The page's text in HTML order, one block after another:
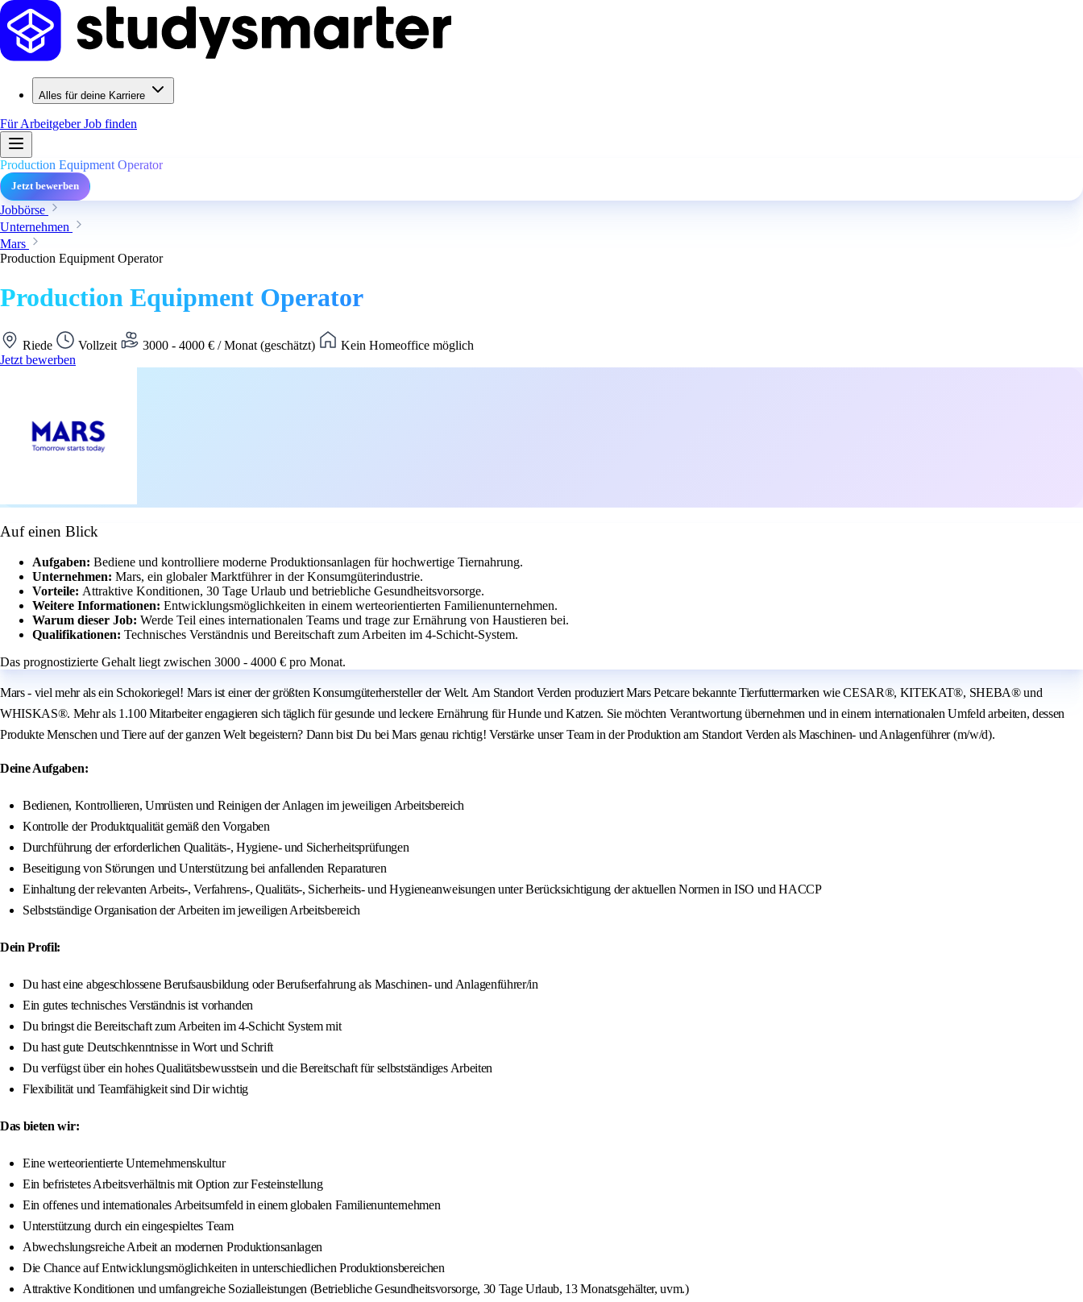
Alles für deine Karriere
Für ArbeitgeberJob finden
Production Equipment Operator
Jetzt bewerben
Jobbörse
Unternehmen
Mars
Production Equipment Operator
Production Equipment Operator
Riede Vollzeit 3000 - 4000 € / Monat (geschätzt)
Kein Homeoffice möglich
Jetzt bewerben
Auf einen Blick
Aufgaben: Bediene und kontrolliere moderne Produktionsanlagen für hochwertige Tiernahrung.
Unternehmen: Mars, ein globaler Marktführer in der Konsumgüterindustrie.
Vorteile: Attraktive Konditionen, 30 Tage Urlaub und betriebliche Gesundheitsvorsorge.
Weitere Informationen: Entwicklungsmöglichkeiten in einem werteorientierten Familienunternehmen.
Warum dieser Job: Werde Teil eines internationalen Teams und trage zur Ernährung von Haustieren bei.
Qualifikationen: Technisches Verständnis und Bereitschaft zum Arbeiten im 4-Schicht-System.
Das prognostizierte Gehalt liegt zwischen 3000 - 4000 € pro Monat.
Mars - viel mehr als ein Schokoriegel! Mars ist einer der größten Konsumgüterhersteller der Welt. Am Standort Verden produziert Mars Petcare bekannte Tierfuttermarken wie CESAR®, KITEKAT®, SHEBA® und
WHISKAS®. Mehr als 1.100 Mitarbeiter engagieren sich täglich für gesunde und leckere Ernährung für Hunde und Katzen. Sie möchten Verantwortung übernehmen und in einem internationalen Umfeld arbeiten, dessen
Produkte Menschen und Tiere auf der ganzen Welt begeistern? Dann bist Du bei Mars genau richtig! Verstärke unser Team in der Produktion am Standort Verden als Maschinen- und Anlagenführer (m/w/d).
Deine Aufgaben:
Bedienen, Kontrollieren, Umrüsten und Reinigen der Anlagen im jeweiligen Arbeitsbereich
Kontrolle der Produktqualität gemäß den Vorgaben
Durchführung der erforderlichen Qualitäts-, Hygiene- und Sicherheitsprüfungen
Beseitigung von Störungen und Unterstützung bei anfallenden Reparaturen
Einhaltung der relevanten Arbeits-, Verfahrens-, Qualitäts-, Sicherheits- und Hygieneanweisungen unter Berücksichtigung der aktuellen Normen in ISO und HACCP
Selbstständige Organisation der Arbeiten im jeweiligen Arbeitsbereich
Dein Profil:
Du hast eine abgeschlossene Berufsausbildung oder Berufserfahrung als Maschinen- und Anlagenführer/in
Ein gutes technisches Verständnis ist vorhanden
Du bringst die Bereitschaft zum Arbeiten im 4-Schicht System mit
Du hast gute Deutschkenntnisse in Wort und Schrift
Du verfügst über ein hohes Qualitätsbewusstsein und die Bereitschaft für selbstständiges Arbeiten
Flexibilität und Teamfähigkeit sind Dir wichtig
Das bieten wir:
Eine werteorientierte Unternehmenskultur
Ein befristetes Arbeitsverhältnis mit Option zur Festeinstellung
Ein offenes und internationales Arbeitsumfeld in einem globalen Familienunternehmen
Unterstützung durch ein eingespieltes Team
Abwechslungsreiche Arbeit an modernen Produktionsanlagen
Die Chance auf Entwicklungsmöglichkeiten in unterschiedlichen Produktionsbereichen
Attraktive Konditionen und umfangreiche Sozialleistungen (Betriebliche Gesundheitsvorsorge, 30 Tage Urlaub, 13 Monatsgehälter, uvm.)